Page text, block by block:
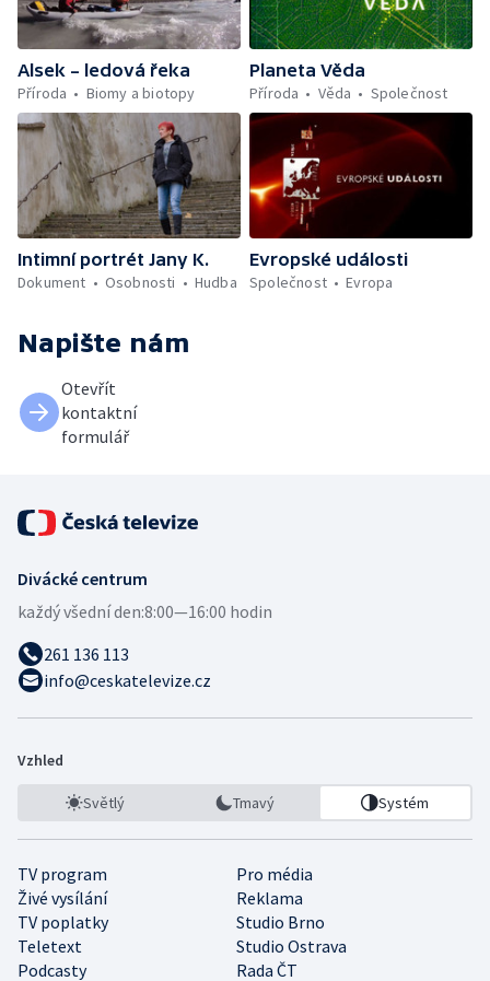
Alsek – ledová řeka
Příroda
Biomy a biotopy
Planeta Věda
Příroda
Věda Společnost
Intimní portrét Jany K.
Dokument
Osobnosti Hudba
Evropské události
Společnost
Evropa
Napište nám
Otevřít
kontaktní
formulář
Divácké centrum
každý všední den:8:00—16:00 hodin
261 136 113
info@ceskatelevize.cz
Vzhled
Světlý Tmavý Systém
TV program
Pro média
Živé vysílání
Reklama
TV poplatky
Studio Brno
Teletext
Studio Ostrava
Podcasty
Rada ČT